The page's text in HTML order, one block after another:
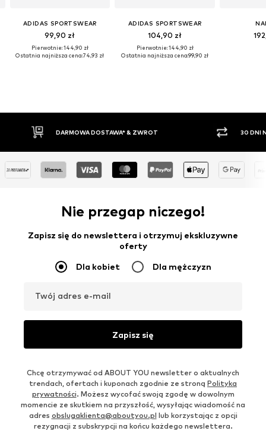
ADIDAS SPORTSWEAR
99,90 zł
Pierwotnie: 144,90 zł
Ostatnia najniższa cena:74,93 zł
ADIDAS SPORTSWEAR
104,90 zł
Pierwotnie: 144,90 zł
Ostatnia najniższa cena:99,90 zł
DARMOWA DOSTAWA* & ZWROT 30 DNI NA
Nie przegap niczego!
Zapisz się do newslettera i otrzymuj ekskluzywne
oferty
Dla kobiet Dla mężczyzn
Twój adres e-mail
Zapisz się
Chcę otrzymywać od ABOUT YOU newsletter o aktualnych
trendach, ofertach i kuponach zgodnie ze stroną Polityka
prywatności. Możesz wycofać swoją zgodę w dowolnym
momencie ze skutkiem na przyszłość, wysyłając wiadomość na
adres obslugaklienta@aboutyou.pl lub korzystając z opcji
rezygnacji z subskrypcji na końcu każdego newslettera.